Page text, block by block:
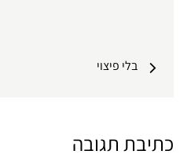
בלי פיצוי
כתיבת תגובה